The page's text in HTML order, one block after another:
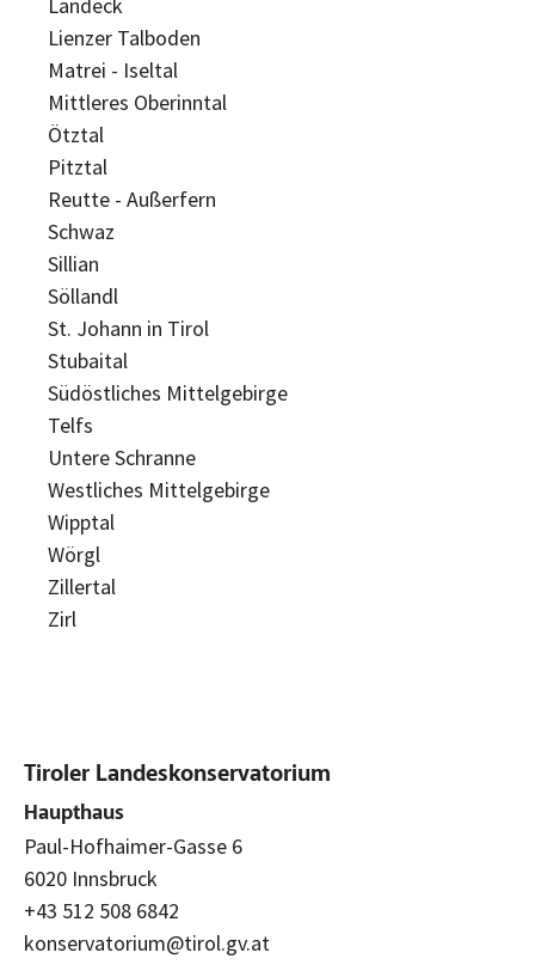
Lienzer Talboden
Matrei - Iseltal
Mittleres Oberinntal
Ötztal
Pitztal
Reutte - Außerfern
Schwaz
Sillian
Söllandl
St. Johann in Tirol
Stubaital
Südöstliches Mittelgebirge
Telfs
Untere Schranne
Westliches Mittelgebirge
Wipptal
Wörgl
Zillertal
Zirl
Tiroler Landeskonservatorium
Haupthaus
Paul-Hofhaimer-Gasse 6
6020 Innsbruck
+43 512 508 6842
konservatorium@tirol.gv.at